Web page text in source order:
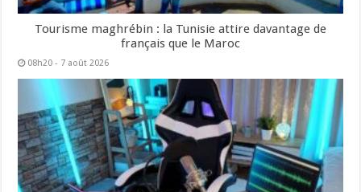
Tourisme maghrébin : la Tunisie attire davantage de
français que le Maroc
08h20 - 7 août 2026